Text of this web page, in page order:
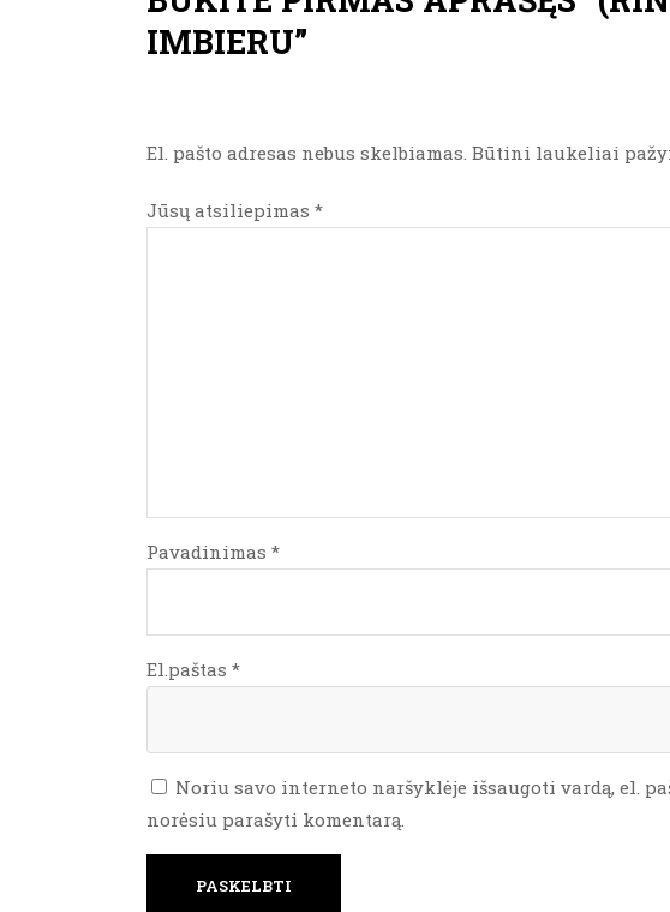
IMBIERU”
El. pašto adresas nebus skelbiamas. Būtini laukeliai
Jūsų atsiliepimas *
Pavadinimas *
El.paštas *
Noriu savo interneto naršyklėje išsaugoti vardą, el.
norėsiu parašyti komentarą.